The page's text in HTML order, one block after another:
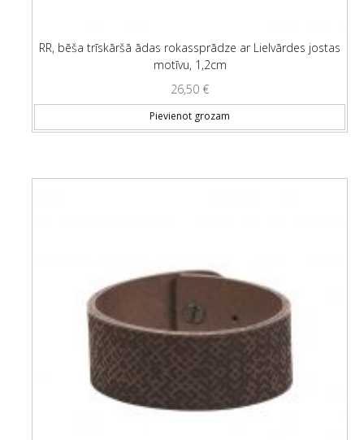
RR, bēša trīskāršā ādas rokassprādze ar Lielvārdes jostas
motīvu, 1,2cm
26,50 €
Pievienot grozam